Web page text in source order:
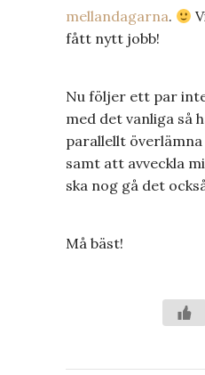
mellandagarna.
fått nytt jobb!
Nu följer ett par
med det vanliga så
parallellt
samt att avveckla
ska nog gå det
Må bäst!